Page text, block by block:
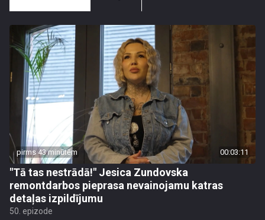
pirms 43 minūtēm 00:03:11
"Tā tas nestrādā!" Jesica Zundovska
remontdarbos pieprasa nevainojamu katras
detaļas izpildījumu
50. epizode